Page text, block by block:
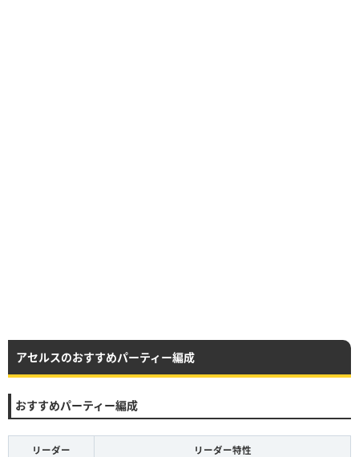
アセルスのおすすめパーティー編成
おすすめパーティー編成
リーダー リーダー特性